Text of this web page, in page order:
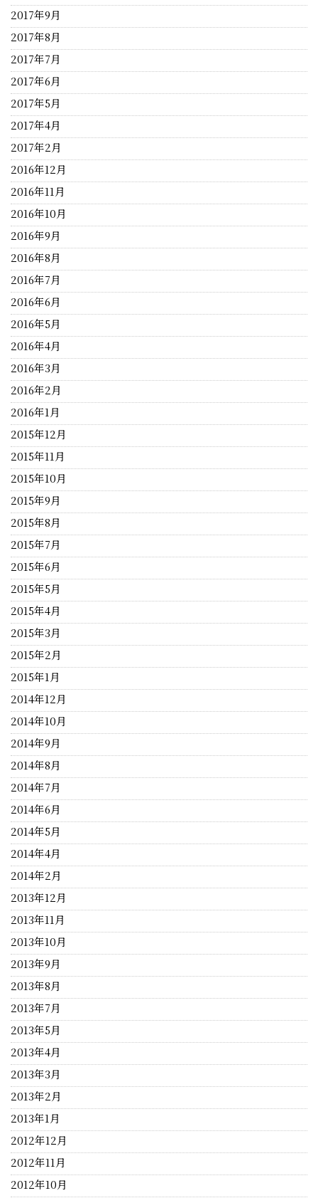
2017年9月
2017年8月
2017年7月
2017年6月
2017年5月
2017年4月
2017年2月
2016年12月
2016年11月
2016年10月
2016年9月
2016年8月
2016年7月
2016年6月
2016年5月
2016年4月
2016年3月
2016年2月
2016年1月
2015年12月
2015年11月
2015年10月
2015年9月
2015年8月
2015年7月
2015年6月
2015年5月
2015年4月
2015年3月
2015年2月
2015年1月
2014年12月
2014年10月
2014年9月
2014年8月
2014年7月
2014年6月
2014年5月
2014年4月
2014年2月
2013年12月
2013年11月
2013年10月
2013年9月
2013年8月
2013年7月
2013年5月
2013年4月
2013年3月
2013年2月
2013年1月
2012年12月
2012年11月
2012年10月